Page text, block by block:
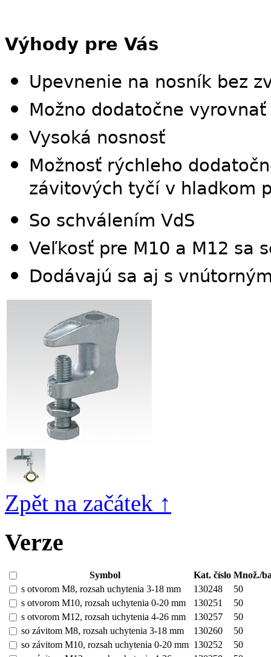
Výhody pre Vás
Upevnenie na nosník bez
Možno dodatočne
Vysoká nosnosť
Možnosť rýchleho
závitových tyčí v hladkom
So schválením VdS
Veľkosť pre M10 a M12 sa
Dodávajú sa aj s
Zpět na začátek ↑
Verze
Symbol Kat. číslo Množ./
s otvorom M8, rozsah uchytenia 3-18 mm
130248
50
s otvorom M10, rozsah uchytenia 0-20 mm
130251
50
s otvorom M12, rozsah uchytenia 4-26 mm
130257
50
so závitom M8, rozsah uchytenia 3-18 mm
130260
50
so závitom M10, rozsah uchytenia 0-20 mm 130252
50